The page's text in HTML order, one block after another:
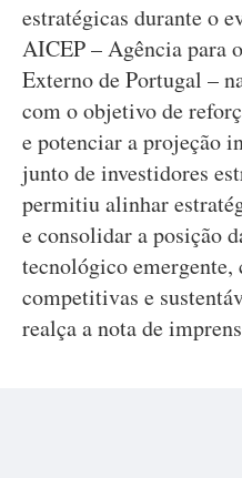
estratégicas durante o
AICEP – Agência para
Externo de Portugal –
com o objetivo de
e potenciar a projeção
junto de investidores
permitiu alinhar
e consolidar a posição
tecnológico emergente,
competitivas e
realça a nota de